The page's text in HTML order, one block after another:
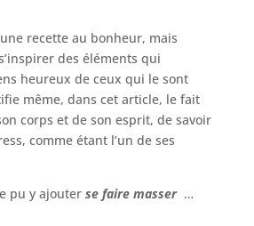
une recette au bonheur, mais
des éléments qui
heureux de ceux qui le sont
même, dans cet article, le fait
corps et de son esprit, de savoir
comme étant l’un de ses
pu y ajouterse faire masser…